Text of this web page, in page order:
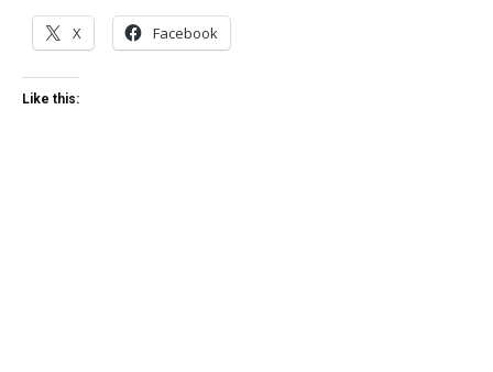
X Facebook
Like this: